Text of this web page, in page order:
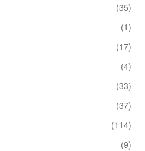
(35)
(1)
(17)
(4)
(33)
(37)
(114)
(9)